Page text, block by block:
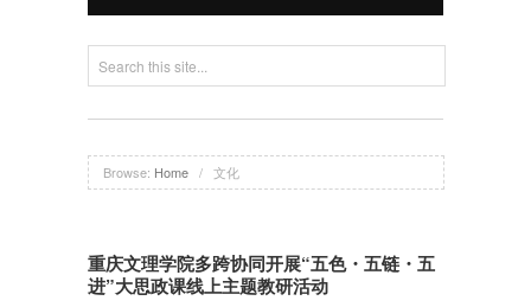
Browse: Home / 文化
重庆文理学院多跨协同开展“五色・五链・五
进”大思政课线上主题教研活动